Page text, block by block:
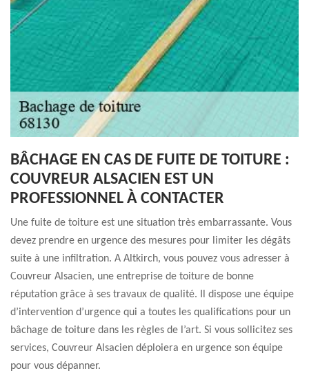
BÂCHAGE EN CAS DE FUITE DE TOITURE :
COUVREUR ALSACIEN EST UN
PROFESSIONNEL À CONTACTER
Une fuite de toiture est une situation très embarrassante. Vous
devez prendre en urgence des mesures pour limiter les dégâts
suite à une infiltration. A Altkirch, vous pouvez vous adresser à
Couvreur Alsacien, une entreprise de toiture de bonne
réputation grâce à ses travaux de qualité. Il dispose une équipe
d’intervention d’urgence qui a toutes les qualifications pour un
bâchage de toiture dans les règles de l’art. Si vous sollicitez ses
services, Couvreur Alsacien déploiera en urgence son équipe
pour vous dépanner.